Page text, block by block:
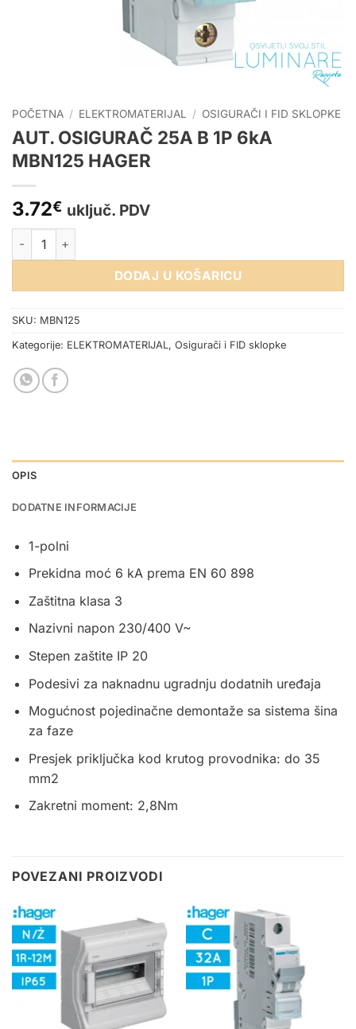
POČETNA / ELEKTROMATERIJAL / OSIGURAČI I FID SKLOPKE
AUT. OSIGURAČ 25A B 1P 6kA
MBN125 HAGER
3.72€ uključ. PDV
AUT. OSIGURAČ 25A B 1P 6kA MBN125 HAGER količina
DODAJ U KOŠARICU
SKU: MBN125
Kategorije: ELEKTROMATERIJAL , Osigurači i FID sklopke
OPIS
DODATNE INFORMACIJE
1-polni
Prekidna moć 6 kA prema EN 60 898
Zaštitna klasa 3
Nazivni napon 230/400 V~
Stepen zaštite IP 20
Podesivi za naknadnu ugradnju dodatnih uređaja
Mogućnost pojedinačne demontaže sa sistema šina
za faze
Presjek priključka kod krutog provodnika: do 35
mm2
Zakretni moment: 2,8Nm
POVEZANI PROIZVODI